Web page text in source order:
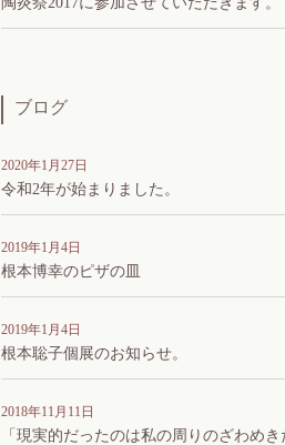
ブログ
2020年1月27日
令和2年が始まりました。
2019年1月4日
根本博幸のピザの皿
2019年1月4日
根本聡子個展のお知らせ。
2018年11月11日
「現実的だったのは私の周りのざわめ